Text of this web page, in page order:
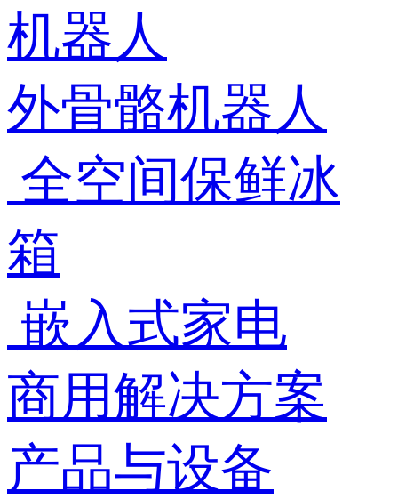
机器人
外骨骼机器人
全空间保鲜冰
箱
嵌入式家电
商用解决方案
产品与设备